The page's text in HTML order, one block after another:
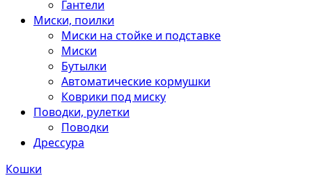
Гантели
Миски, поилки
Миски на стойке и подставке
Миски
Бутылки
Автоматические кормушки
Коврики под миску
Поводки, рулетки
Поводки
Дрессура
Кошки